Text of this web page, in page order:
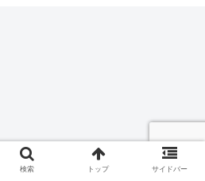
検索 トップ サイドバー